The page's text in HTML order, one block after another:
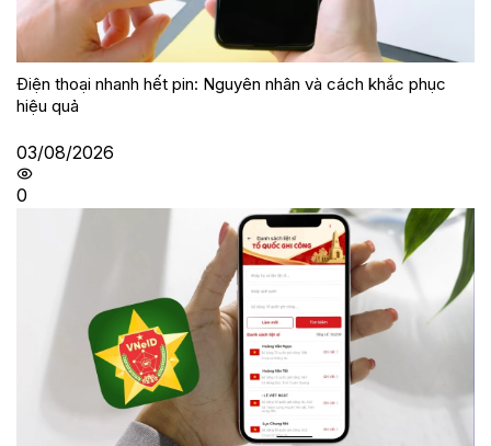
Điện thoại nhanh hết pin: Nguyên nhân và cách khắc phục
hiệu quả
03/08/2026
0